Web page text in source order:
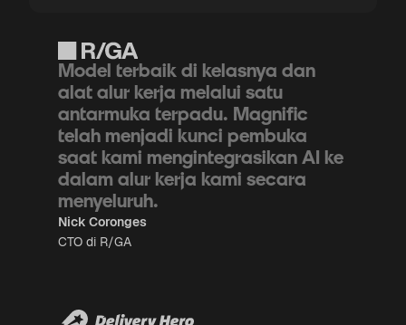
Model terbaik di kelasnya dan
alat alur kerja melalui satu
antarmuka terpadu. Magnific
telah menjadi kunci pembuka
saat kami mengintegrasikan AI ke
dalam alur kerja kami secara
menyeluruh.
Nick Coronges
CTO di R/GA